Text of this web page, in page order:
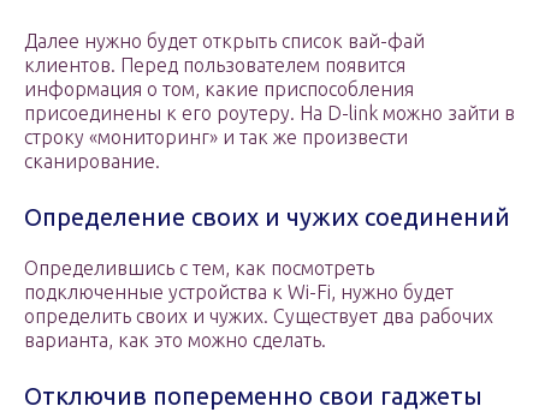
Далее нужно будет открыть список вай-фай
клиентов. Перед пользователем появится
информация о том, какие приспособления
присоединены к его роутеру. На D-link можно зайти в
строку «мониторинг» и так же произвести
сканирование.
Определение своих и чужих соединений
Определившись с тем, как посмотреть
подключенные устройства к Wi-Fi, нужно будет
определить своих и чужих. Существует два рабочих
варианта, как это можно сделать.
Отключив попеременно свои гаджеты